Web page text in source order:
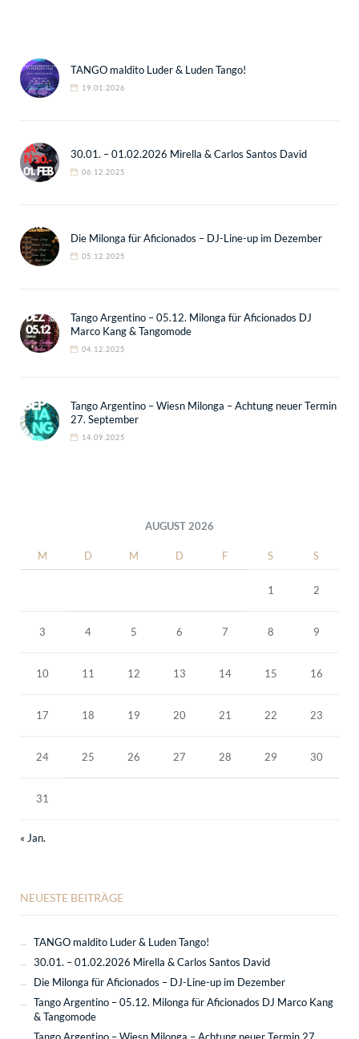
TANGO maldito Luder & Luden Tango!
19.01.2026
30.01. – 01.02.2026 Mirella & Carlos Santos David
06.12.2025
Die Milonga für Aficionados – DJ-Line-up im Dezember
05.12.2025
Tango Argentino – 05.12. Milonga für Aficionados DJ
Marco Kang & Tangomode
04.12.2025
Tango Argentino – Wiesn Milonga – Achtung neuer Termin
27. September
14.09.2025
AUGUST 2026
M D M D F S S
1 2
3 4 5 6 7 8 9
10 11 12 13 14 15 16
17 18 19 20 21 22 23
24 25 26 27 28 29 30
31
« Jan.
NEUESTE BEITRÄGE
TANGO maldito Luder & Luden Tango!
30.01. – 01.02.2026 Mirella & Carlos Santos David
Die Milonga für Aficionados – DJ-Line-up im Dezember
Tango Argentino – 05.12. Milonga für Aficionados DJ Marco Kang
& Tangomode
Tango Argentino – Wiesn Milonga – Achtung neuer Termin 27.